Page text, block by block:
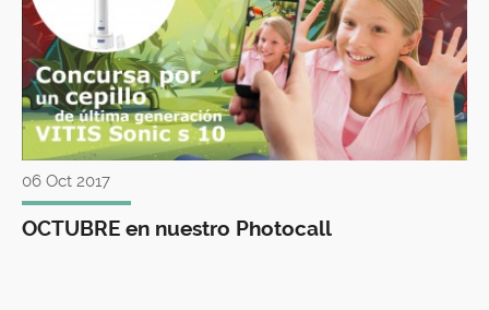
06 Oct 2017
OCTUBRE en nuestro Photocall